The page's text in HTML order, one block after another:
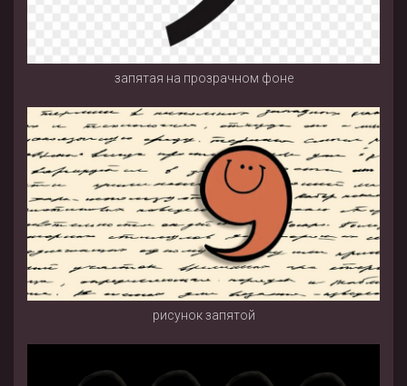
запятая на прозрачном фоне
рисунок запятой